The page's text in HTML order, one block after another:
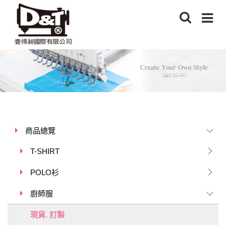
商品總覽
T-SHIRT
POLO衫
廚師服
現貨. 訂製